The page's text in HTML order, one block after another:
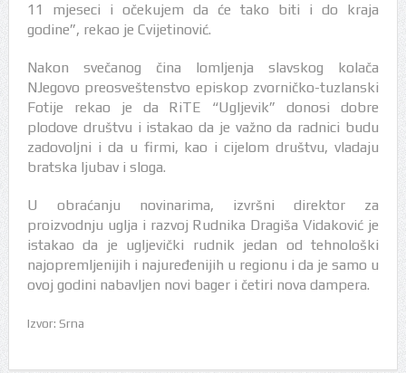
11 mjeseci i očekujem da će tako biti i do kraja
godine”, rekao je Cvijetinović.
Nakon svečanog čina lomljenja slavskog kolača
NJegovo preosveštenstvo episkop zvorničko-tuzlanski
Fotije rekao je da RiTE “Ugljevik” donosi dobre
plodove društvu i istakao da je važno da radnici budu
zadovoljni i da u firmi, kao i cijelom društvu, vladaju
bratska ljubav i sloga.
U obraćanju novinarima, izvršni direktor za
proizvodnju uglja i razvoj Rudnika Dragiša Vidaković je
istakao da je ugljevički rudnik jedan od tehnološki
najopremljenijih i najuređenijih u regionu i da je samo u
ovoj godini nabavljen novi bager i četiri nova dampera.
Izvor: Srna